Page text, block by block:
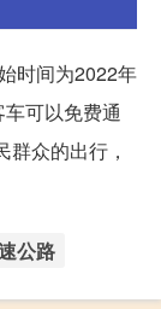
时间为2022年
可以免费通
众的出行，
公路